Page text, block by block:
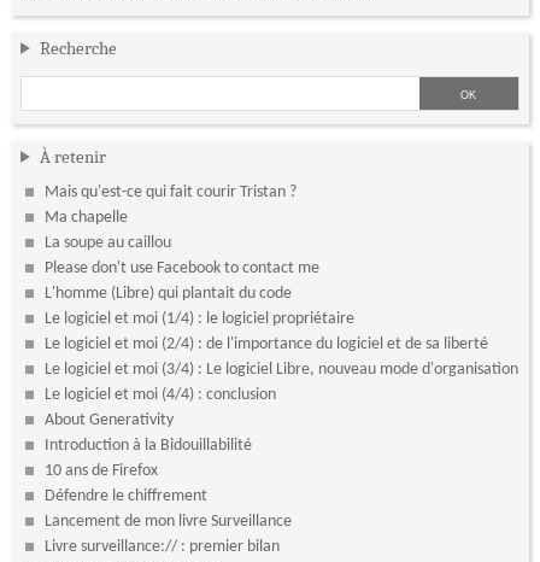
Recherche
À retenir
Mais qu'est-ce qui fait courir Tristan ?
Ma chapelle
La soupe au caillou
Please don't use Facebook to contact me
L'homme (Libre) qui plantait du code
Le logiciel et moi (1/4) : le logiciel propriétaire
Le logiciel et moi (2/4) : de l'importance du logiciel et de sa liberté
Le logiciel et moi (3/4) : Le logiciel Libre, nouveau mode d'organisation
Le logiciel et moi (4/4) : conclusion
About Generativity
Introduction à la Bidouillabilité
10 ans de Firefox
Défendre le chiffrement
Lancement de mon livre Surveillance
Livre surveillance:// : premier bilan